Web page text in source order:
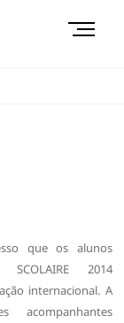
M
que os alunos
2014
internacional. A
acompanhantes